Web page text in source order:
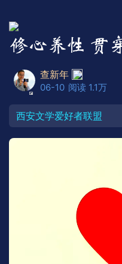
修心养性 贯
查新年
06-10 阅读 1.1万
西安文学爱好者联盟